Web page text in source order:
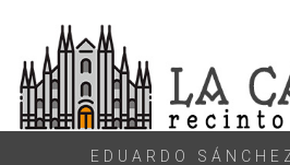
content
EDUARDO